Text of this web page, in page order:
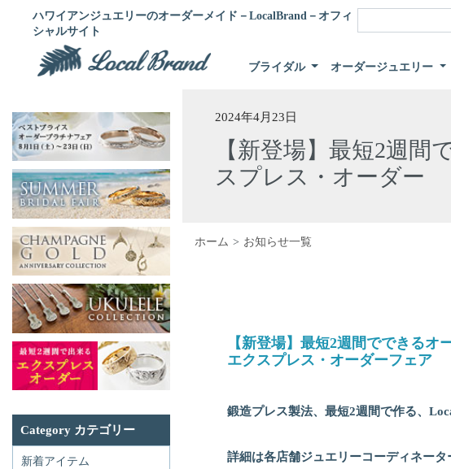
ハワイアンジュエリーのオーダーメイド－LocalBrand－オフィ
シャルサイト
ブライダル オーダージュエリー
Category カテゴリー
新着アイテム
2024年4月23日
【新登場】最短2週
スプレス・オーダー
ホーム お知らせ一覧
【新登場】最短2週間でできるオ
エクスプレス・オーダーフェア
鍛造プレス製法、最短2週間で作る、
詳細は各店舗ジュエリーコーディネータ